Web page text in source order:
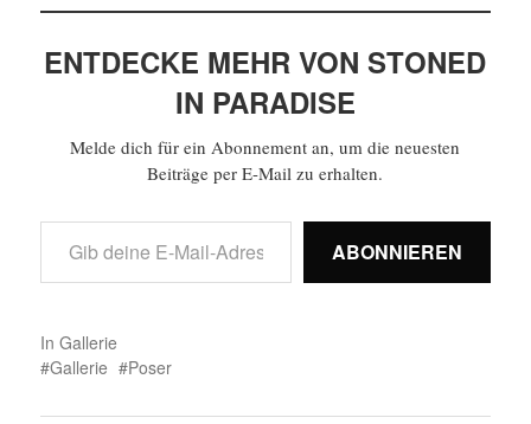
ENTDECKE MEHR VON STONED
IN PARADISE
Melde dich für ein Abonnement an, um die neuesten
Beiträge per E-Mail zu erhalten.
ABONNIEREN
In Gallerie
Gallerie
Poser